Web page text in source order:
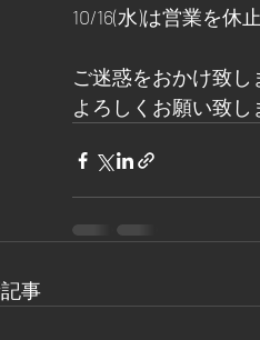
10/16(水)は営業を休
ご迷惑をおかけ致し
よろしくお願い致し
事